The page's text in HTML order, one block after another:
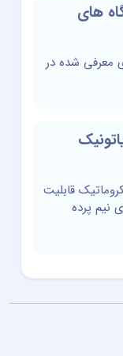
های
معرفی شده در
قابلیت
نیم پرده